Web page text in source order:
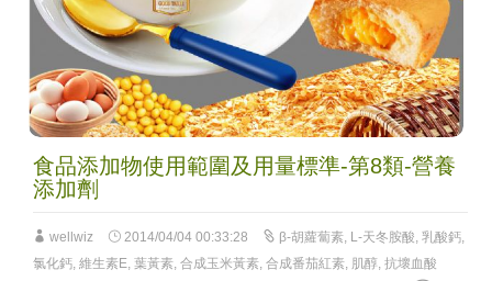
食品添加物使用範圍及用量標準-第8類-營養
添加劑
wellwiz 2014/04/04 00:33:28 β-胡蘿蔔素, L-天冬胺酸, 乳酸鈣,
氯化鈣, 維生素E, 葉黃素, 合成玉米黃素, 合成番茄紅素, 肌醇, 抗壞血酸